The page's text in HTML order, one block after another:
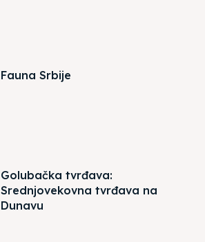
Fauna Srbije
Golubačka tvrđava:
Srednjovekovna tvrđava na
Dunavu